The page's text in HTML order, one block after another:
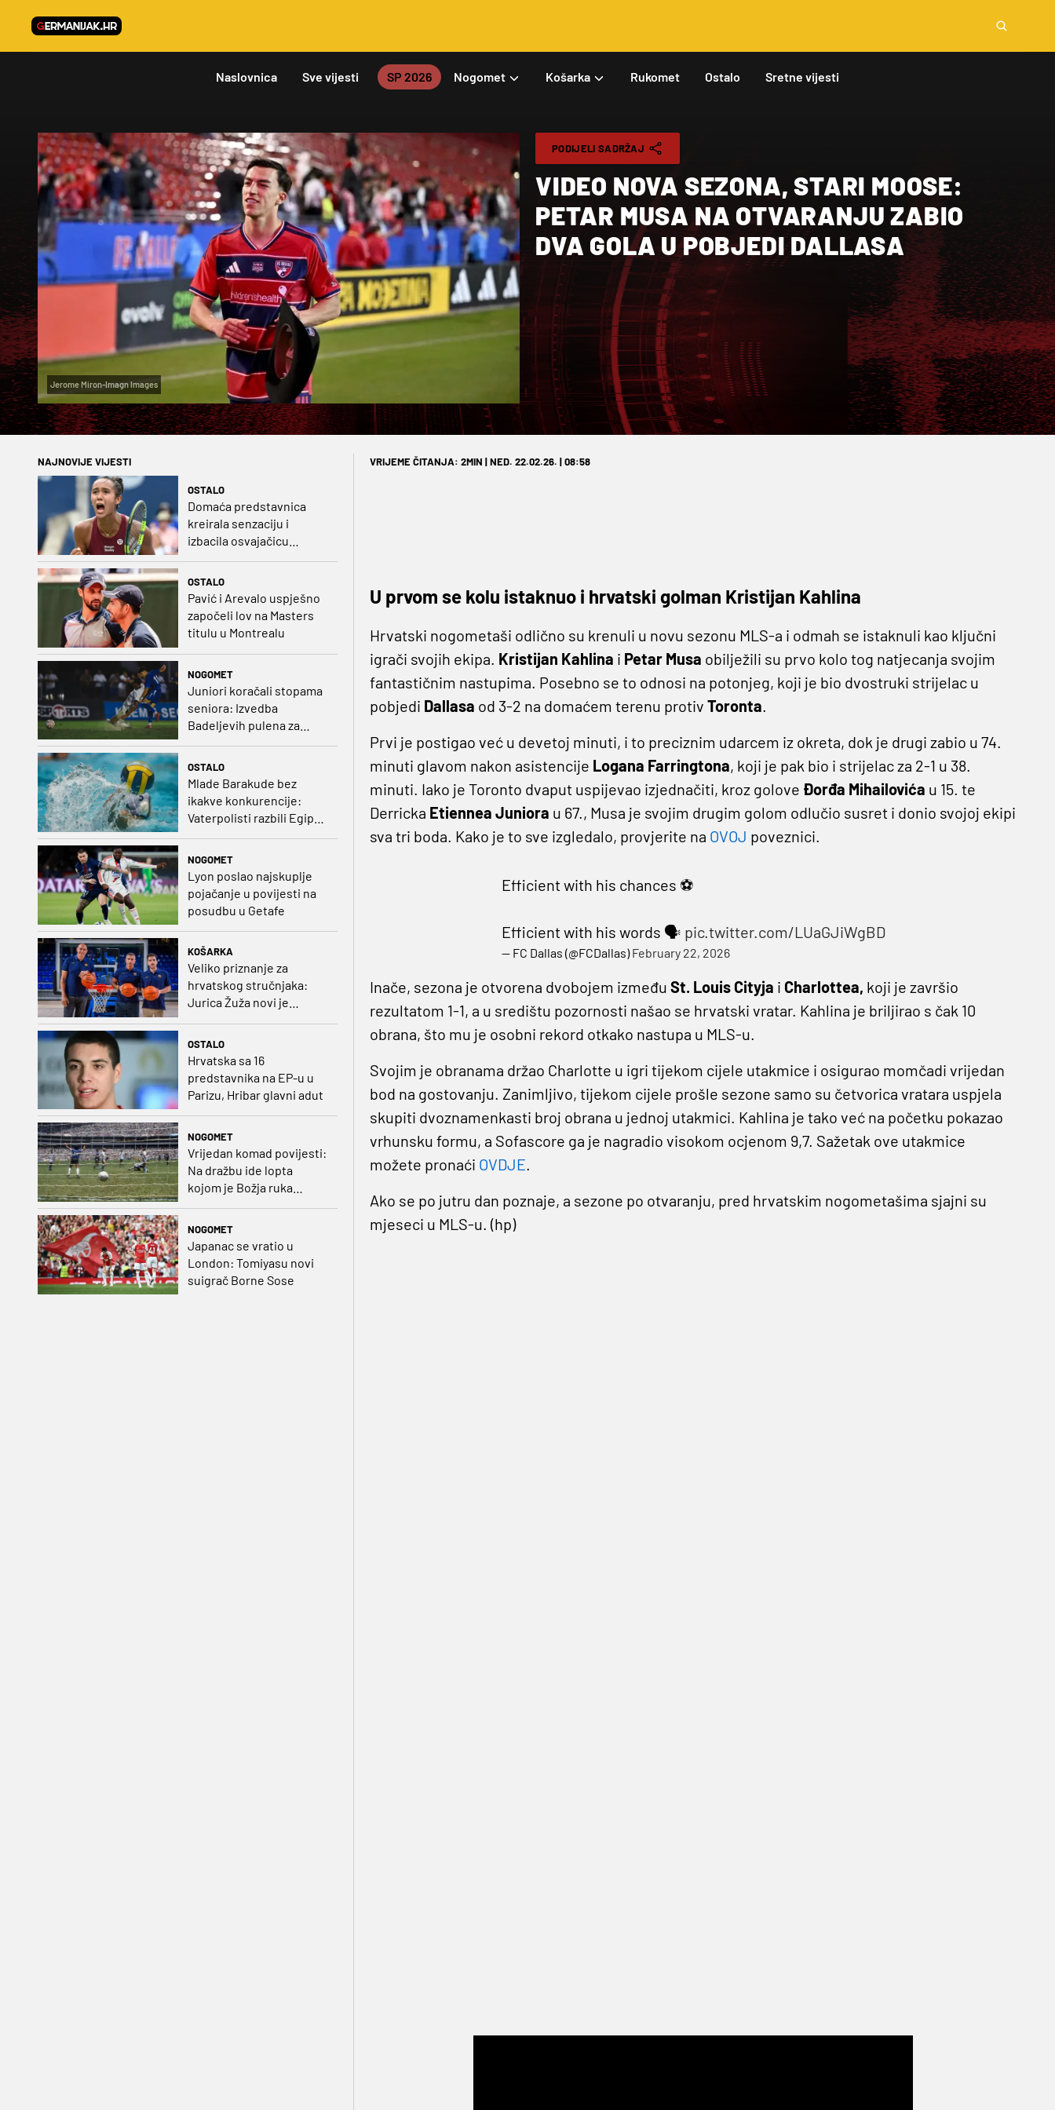
Naslovnica Sve vijesti SP 2026 Nogomet Košarka Rukomet Ostalo Sretne vijesti
Jerome Miron-Imagn Images
PODIJELI SADRŽAJ
VIDEO NOVA SEZONA, STARI MOOSE:
PETAR MUSA NA OTVARANJU ZABIO
DVA GOLA U POBJEDI DALLASA
NAJNOVIJE VIJESTI
OSTALO
Domaća predstavnica
kreirala senzaciju i
izbacila osvajačicu
OSTALO
Pavić i Arevalo uspješno
započeli lov na Masters
titulu u Montrealu
NOGOMET
Juniori koračali stopama
seniora: Izvedba
Badeljevih pulena za
čistu peticu protiv
OSTALO
Mlade Barakude bez
ikakve konkurencije:
Vaterpolisti razbili Egipat
za polufinale SP-a!
NOGOMET
Lyon poslao najskuplje
pojačanje u povijesti na
posudbu u Getafe
KOŠARKA
Veliko priznanje za
hrvatskog stručnjaka:
Jurica Žuža novi je
OSTALO
Hrvatska sa 16
predstavnika na EP-u u
Parizu, Hribar glavni adut
NOGOMET
Vrijedan komad povijesti:
Na dražbu ide lopta
kojom je Božja ruka
NOGOMET
Japanac se vratio u
London: Tomiyasu novi
suigrač Borne Sose
VRIJEME ČITANJA: 2MIN | NED. 22.02.26. | 08:58
U prvom se kolu istaknuo i hrvatski golman Kristijan Kahlina
Hrvatski nogometaši odlično su krenuli u novu sezonu MLS-a i odmah se istaknuli kao ključni
igrači svojih ekipa. Kristijan Kahlina i Petar Musa obilježili su prvo kolo tog natjecanja svojim
fantastičnim nastupima. Posebno se to odnosi na potonjeg, koji je bio dvostruki strijelac u
pobjedi Dallasa od 3-2 na domaćem terenu protiv Toronta.
Prvi je postigao već u devetoj minuti, i to preciznim udarcem iz okreta, dok je drugi zabio u 74.
minuti glavom nakon asistencije Logana Farringtona, koji je pak bio i strijelac za 2-1 u 38.
minuti. Iako je Toronto dvaput uspijevao izjednačiti, kroz golove Đorđa Mihailovića u 15. te
Derricka Etiennea Juniora u 67., Musa je svojim drugim golom odlučio susret i donio svojoj ekipi
sva tri boda. Kako je to sve izgledalo, provjerite na OVOJ poveznici.
Efficient with his chances ⚽️
Efficient with his words 🗣️ pic.twitter.com/LUaGJiWgBD
— FC Dallas (@FCDallas)February 22, 2026
Inače, sezona je otvorena dvobojem između St. Louis Cityja i Charlottea, koji je završio
rezultatom 1-1, a u središtu pozornosti našao se hrvatski vratar. Kahlina je briljirao s čak 10
obrana, što mu je osobni rekord otkako nastupa u MLS-u.
Svojim je obranama držao Charlotte u igri tijekom cijele utakmice i osigurao momčadi vrijedan
bod na gostovanju. Zanimljivo, tijekom cijele prošle sezone samo su četvorica vratara uspjela
skupiti dvoznamenkasti broj obrana u jednoj utakmici. Kahlina je tako već na početku pokazao
vrhunsku formu, a Sofascore ga je nagradio visokom ocjenom 9,7. Sažetak ove utakmice
možete pronaći OVDJE.
Ako se po jutru dan poznaje, a sezone po otvaranju, pred hrvatskim nogometašima sjajni su
mjeseci u MLS-u. (hp)